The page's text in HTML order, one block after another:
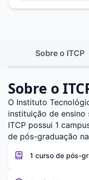
Sobre o ITCP
Sobre o
O Instituto
instituição de ensino
ITCP possui 1
de pós-graduação
1 curso de pós-